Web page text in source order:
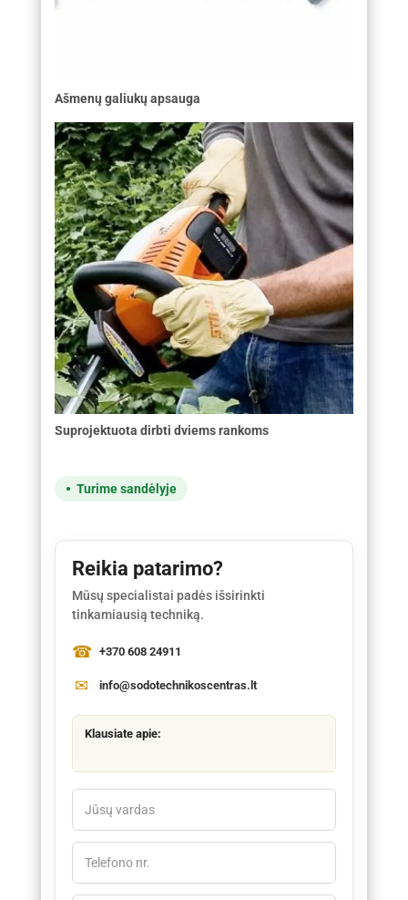
Ašmenų galiukų apsauga
Suprojektuota dirbti dviems rankoms
Turime sandėlyje
Reikia patarimo?
Mūsų specialistai padės išsirinkti
tinkamiausią techniką.
+370 608 24911
info@sodotechnikoscentras.lt
Klausiate apie: